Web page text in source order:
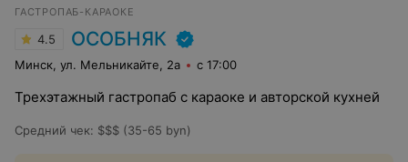
ГАСТРОПАБ-КАРАОКЕ
4.5 ОСОБНЯК
Минск, ул. Мельникайте, 2а с 17:00
Трехэтажный гастропаб с караоке и авторской кухней
Средний чек: $$$ (35-65 byn)